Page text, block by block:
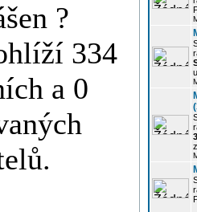
?
334
a 0